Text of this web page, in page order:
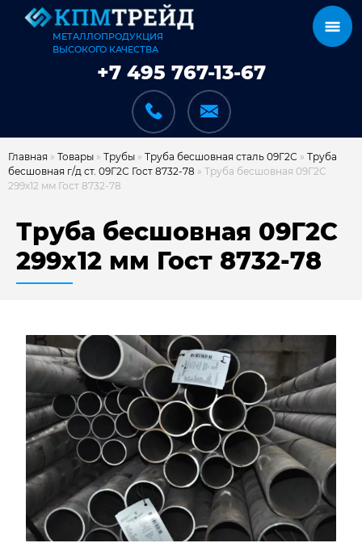
МЕТАЛЛОПРОДУКЦИЯ
ВЫСОКОГО КАЧЕСТВА
+7 495 767-13-67
ДОСТАВКА И ОПЛАТА
НАШИ ОБЪЕКТЫ
ОТЗЫВЫ
О НАС
БЛОГ
КОНТАКТЫ
Главная » Товары » Трубы » Труба бесшовная сталь 09Г2С » Труба
бесшовная г/д ст. 09Г2С Гост 8732-78 » Труба бесшовная 09Г2С
299х12 мм Гост 8732-78
Труба бесшовная 09Г2С
299х12 мм Гост 8732-78